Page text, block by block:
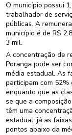
O município possui
trabalhador de
públicas. A
município é de R$
3 mil.
A concentração de
Poranga pode ser
média estadual. As
participam com
enquanto que as
se que a
têm uma
estadual, já as
pontos abaixo da